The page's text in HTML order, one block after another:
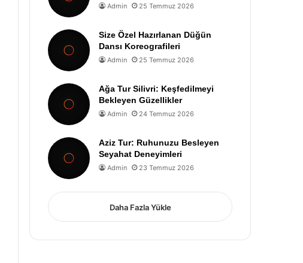
Admin 25 Temmuz 2026
Size Özel Hazırlanan Düğün
Dansı Koreografileri
Admin 25 Temmuz 2026
Ağa Tur Silivri: Keşfedilmeyi
Bekleyen Güzellikler
Admin 24 Temmuz 2026
Aziz Tur: Ruhunuzu Besleyen
Seyahat Deneyimleri
Admin 23 Temmuz 2026
Daha Fazla Yükle